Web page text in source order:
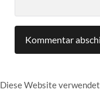
Diese Website